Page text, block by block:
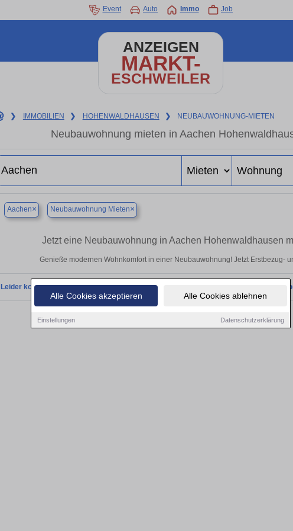
Alle Cookies akzeptieren Alle Cookies ablehnen
Einstellungen Datenschutzerklärung
Event Auto Immo Job
ANZEIGEN
MARKT-
ESCHWEILER
❯ IMMOBILIEN ❯ HOHENWALDHAUSEN ❯ NEUBAUWOHNUNG-MIETEN
Neubauwohnung mieten in Aachen
Aachen× Neubauwohnung Mieten×
Jetzt eine Neubauwohnung in Aachen Hohenwaldhausen
Genieße modernen Wohnkomfort in einer Neubauwohnung! Jetzt Erstbezug-
Leider konnten wir derzeit keine passenden Objekte finden. Schauen Sie bald wieder